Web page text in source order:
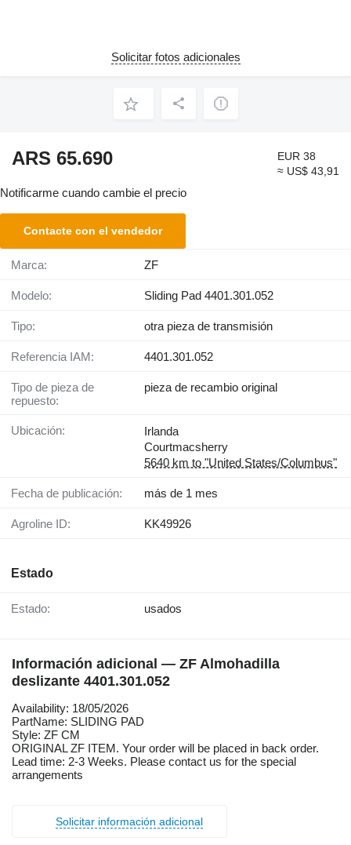
Solicitar fotos adicionales
ARS 65.690
EUR 38
≈ US$ 43,91
Notificarme cuando cambie el precio
Contacte con el vendedor
Marca: ZF
Modelo: Sliding Pad 4401.301.052
Tipo: otra pieza de transmisión
Referencia IAM: 4401.301.052
Tipo de pieza de
repuesto:
pieza de recambio original
Ubicación:
Irlanda
Courtmacsherry
5640 km to "United States/Columbus"
Fecha de publicación: más de 1 mes
Agroline ID: KK49926
Estado
Estado: usados
Información adicional — ZF Almohadilla
deslizante 4401.301.052
Availability: 18/05/2026
PartName: SLIDING PAD
Style: ZF CM
ORIGINAL ZF ITEM. Your order will be placed in back order.
Lead time: 2-3 Weeks. Please contact us for the special
arrangements
Solicitar información adicional